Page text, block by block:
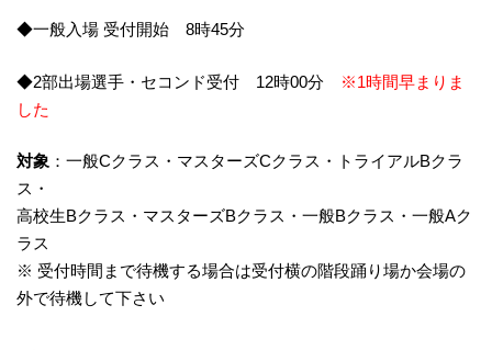
◆一般入場 受付開始 8時45分
◆2部出場選手・セコンド受付 12時00分
※1時間早まりま
した
対象 ：一般Cクラス・マスターズCクラス・トライアルBクラ
ス・
高校生Bクラス・マスターズBクラス・一般Bクラス・一般Aク
ラス
※ 受付時間まで待機する場合は受付横の階段踊り場か会場の
外で待機して下さい